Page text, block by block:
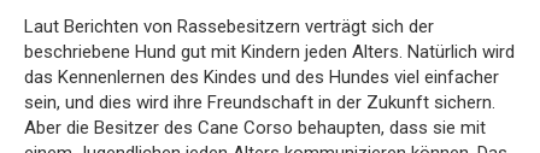
Laut Berichten von Rassebesitzern verträgt sich der
beschriebene Hund gut mit Kindern jeden Alters. Natürlich wird
das Kennenlernen des Kindes und des Hundes viel einfacher
sein, und dies wird ihre Freundschaft in der Zukunft sichern.
Aber die Besitzer des Cane Corso behaupten, dass sie mit